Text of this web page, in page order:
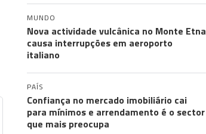
MUNDO
Nova actividade vulcânica no Monte Etna
causa interrupções em aeroporto
italiano
PAÍS
Confiança no mercado imobiliário cai
para mínimos e arrendamento é o sector
que mais preocupa